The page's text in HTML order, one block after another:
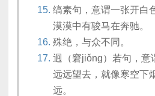
缟素句，意谓一张开白
漠漠中有骏马在奔驰。
殊绝，与众不同。
迥（窘jiǒng）若句，意
远远望去，就像寒空下
远。